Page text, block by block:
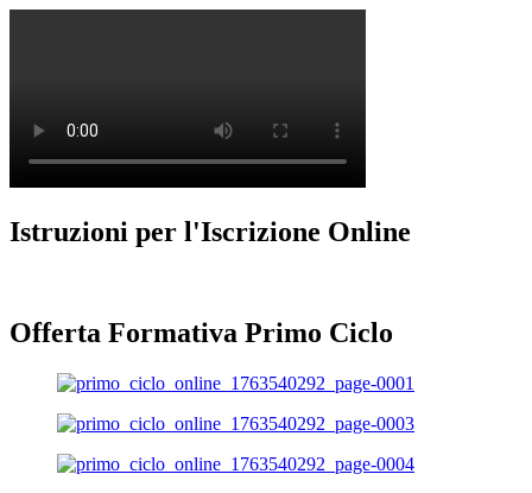
Istruzioni per l'Iscrizione Online
Offerta Formativa Primo Ciclo